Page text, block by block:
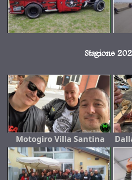
Stagione
Motogiro Villa Santina